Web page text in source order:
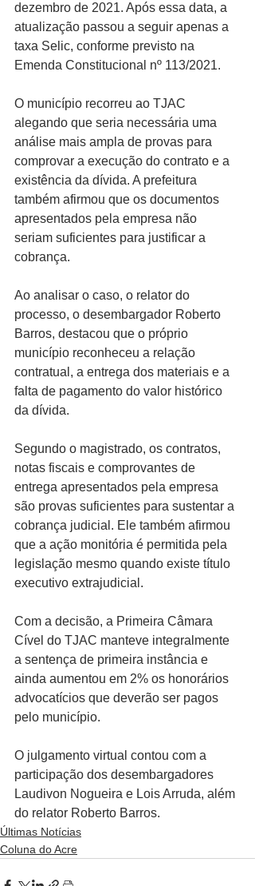
dezembro de 2021. Após essa data, a
atualização passou a seguir apenas a
taxa Selic, conforme previsto na
Emenda Constitucional nº 113/2021.
O município recorreu ao TJAC
alegando que seria necessária uma
análise mais ampla de provas para
comprovar a execução do contrato e a
existência da dívida. A prefeitura
também afirmou que os documentos
apresentados pela empresa não
seriam suficientes para justificar a
cobrança.
Ao analisar o caso, o relator do
processo, o desembargador Roberto
Barros, destacou que o próprio
município reconheceu a relação
contratual, a entrega dos materiais e a
falta de pagamento do valor histórico
da dívida.
Segundo o magistrado, os contratos,
notas fiscais e comprovantes de
entrega apresentados pela empresa
são provas suficientes para sustentar a
cobrança judicial. Ele também afirmou
que a ação monitória é permitida pela
legislação mesmo quando existe título
executivo extrajudicial.
Com a decisão, a Primeira Câmara
Cível do TJAC manteve integralmente
a sentença de primeira instância e
ainda aumentou em 2% os honorários
advocatícios que deverão ser pagos
pelo município.
O julgamento virtual contou com a
participação dos desembargadores
Laudivon Nogueira e Lois Arruda, além
do relator Roberto Barros.
Últimas Notícias
Coluna do Acre